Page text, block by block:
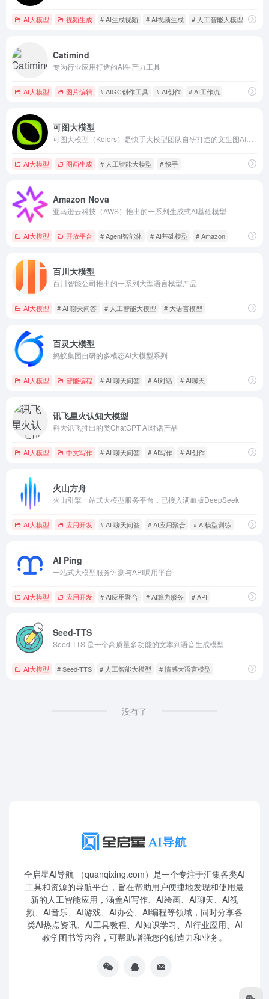
AI大模型 视频生成 # AI生成视频 # AI视频生成 # 人工智能大模型
Catimind
专为行业应用打造的AI生产力工具
AI大模型 图片编辑 # AIGC创作工具 # AI创作 # AI工作流
可图大模型
AI大模型 图画生成 # 人工智能大模型 # 快手
Amazon Nova
亚马逊云科技（AWS）推出的一系列生成式AI基础模型
AI大模型 开放平台 # Agent智能体 # AI基础模型 # Amazon
百川大模型
百川智能公司推出的一系列大型语言模型产品
AI大模型 # AI 聊天问答 # 人工智能大模型 # 大语言模型
百灵大模型
蚂蚁集团自研的多模态AI大模型系列
AI大模型 智能编程 # AI 聊天问答 # AI对话 # AI聊天
讯飞星火认知大模型
科大讯飞推出的类ChatGPT AI对话产品
AI大模型 中文写作 # AI 聊天问答 # AI写作 # AI创作
火山方舟
火山引擎一站式大模型服务平台，已接入满血版DeepSeek
AI大模型 应用开发 # AI 聊天问答 # AI应用聚合 # AI模型训练
AI Ping
一站式大模型服务评测与API调用平台
AI大模型 应用开发 # AI应用聚合 # AI算力服务 # API
Seed-TTS
Seed-TTS 是一个高质量多功能的文本到语音生成模型
AI大模型 # Seed-TTS # 人工智能大模型 # 情感大语言模型
没有了
全启星AI导航 （quanqixing.com）是一个专注于汇集各类AI
工具和资源的导航平台，旨在帮助用户便捷地发现和使用最
新的人工智能应用，涵盖AI写作、AI绘画、AI聊天、AI视
频、AI音乐、AI游戏、AI办公、AI编程等领域，同时分享各
类AI热点资讯、AI工具教程、AI知识学习、AI行业应用、AI
教学图书等内容，可帮助增强您的创造力和业务。